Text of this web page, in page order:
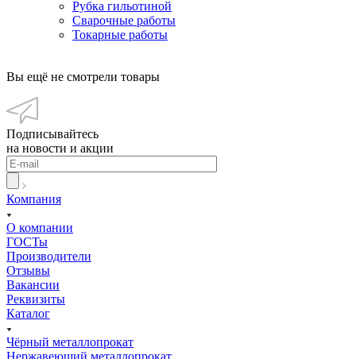
Рубка гильотиной
Сварочные работы
Токарные работы
Вы ещё не смотрели товары
Подписывайтесь
на новости и акции
Компания
О компании
ГОСТы
Производители
Отзывы
Вакансии
Реквизиты
Каталог
Чёрный металлопрокат
Нержавеющий металлопрокат